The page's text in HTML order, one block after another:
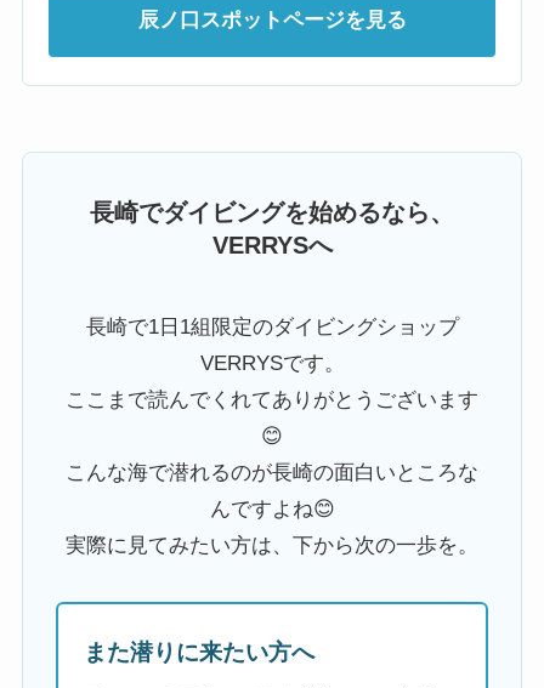
辰ノ口スポットページを見る
長崎でダイビングを始めるなら、
VERRYSへ
長崎で1日1組限定のダイビングショップ
VERRYSです。
ここまで読んでくれてありがとうございます
😊
こんな海で潜れるのが長崎の面白いところな
んですよね😊
実際に見てみたい方は、下から次の一歩を。
また潜りに来たい方へ